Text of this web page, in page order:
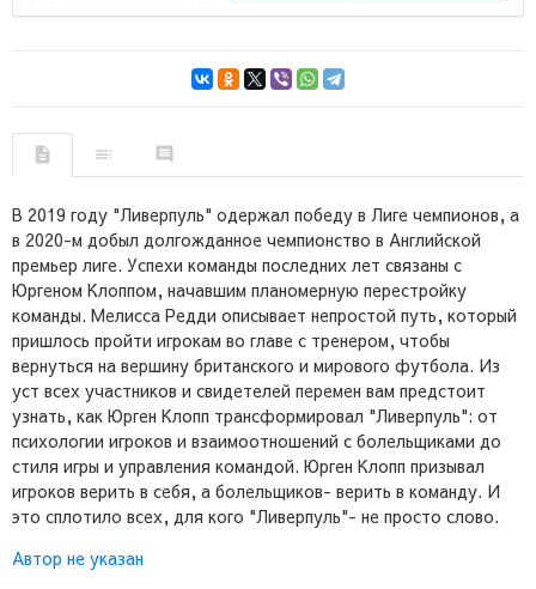
В 2019 году "Ливерпуль" одержал победу в Лиге чемпионов, а
в 2020-м добыл долгожданное чемпионство в Английской
премьер лиге. Успехи команды последних лет связаны с
Юргеном Клоппом, начавшим планомерную перестройку
команды. Мелисса Редди описывает непростой путь, который
пришлось пройти игрокам во главе с тренером, чтобы
вернуться на вершину британского и мирового футбола. Из
уст всех участников и свидетелей перемен вам предстоит
узнать, как Юрген Клопп трансформировал "Ливерпуль": от
психологии игроков и взаимоотношений с болельщиками до
стиля игры и управления командой. Юрген Клопп призывал
игроков верить в себя, а болельщиков- верить в команду. И
это сплотило всех, для кого "Ливерпуль"- не просто слово.
Автор не указан